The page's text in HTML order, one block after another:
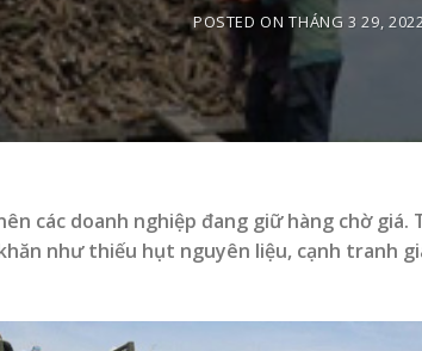
POSTED ONTHÁNG 3 29,
các doanh nghiệp đang giữ hàng chờ giá.
như thiếu hụt nguyên liệu, cạnh tranh